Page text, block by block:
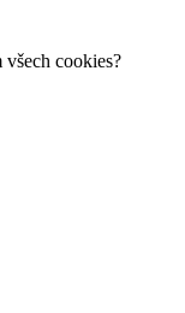
cookies?